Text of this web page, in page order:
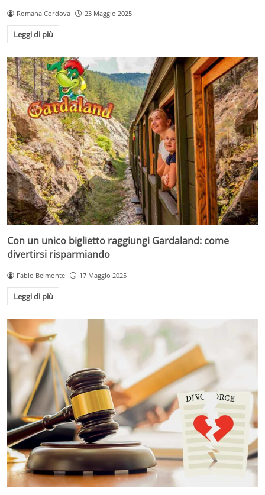
Romana Cordova 23 Maggio 2025
Leggi di più
Con un unico biglietto raggiungi Gardaland: come
divertirsi risparmiando
Fabio Belmonte 17 Maggio 2025
Leggi di più